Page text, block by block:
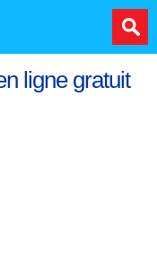
ligne gratuit